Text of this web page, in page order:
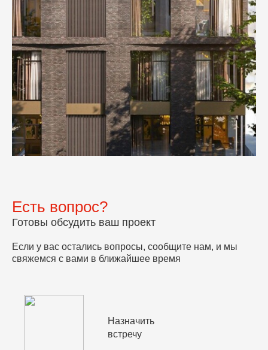
Есть вопрос?
Готовы обсудить ваш проект
Если у вас остались вопросы, сообщите нам, и мы
свяжемся с вами в ближайшее время
Назначить
встречу